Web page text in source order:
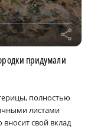
r
придумали
полностью
листами
свой вклад